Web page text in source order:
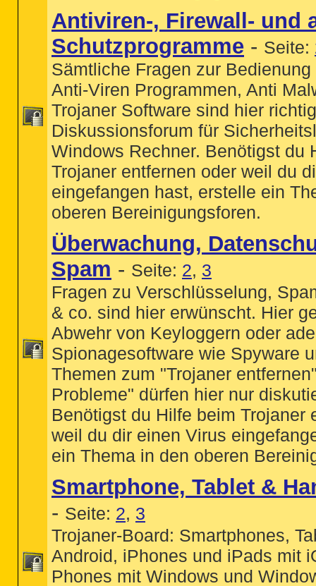
Antiviren-, Firewall- und
Schutzprogramme - Seite:
Sämtliche Fragen zur
Anti-Viren Programmen, Anti
Trojaner Software sind hier
Diskussionsforum für
Windows Rechner. Benötigst du
Trojaner entfernen oder weil du
eingefangen hast, erstelle ein
oberen Bereinigungsforen.
Überwachung,
Spam - Seite: 2, 3
Fragen zu Verschlüsselung,
& co. sind hier erwünscht. Hier
Abwehr von Keyloggern oder
Spionagesoftware wie Spyware
Themen zum "Trojaner
Probleme" dürfen hier nur
Benötigst du Hilfe beim Trojaner
weil du dir einen Virus
ein Thema in den oberen
Smartphone, Tablet &
- Seite: 2, 3
Trojaner-Board: Smartphones,
Android, iPhones und iPads mit
Phones mit Windows und